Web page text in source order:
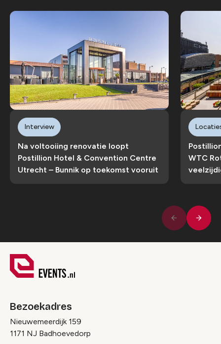
Na voltooiing renovatie loopt
Postillion Hotel & Convention Centre
Utrecht – Bunnik op toekomst vooruit
Interview
WTC
Vorige
Bezoekadres
Nieuwemeerdijk 159
1171 NJ Badhoevedorp